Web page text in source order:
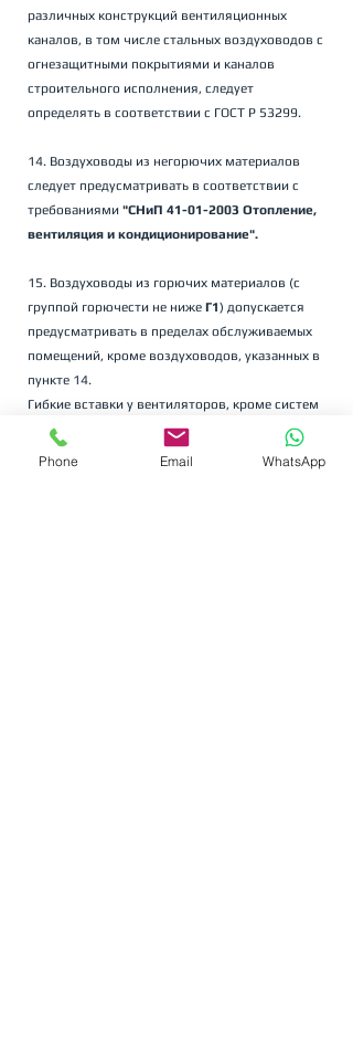
различных конструкций вентиляционных
каналов, в том числе стальных воздуховодов с
огнезащитными покрытиями и каналов
строительного исполнения, следует
определять в соответствии с ГОСТ Р 53299.
14. Воздуховоды из негорючих материалов
следует предусматривать в соответствии с
требованиями "СНиП 41-01-2003 Отопление,
вентиляция и кондиционирование".
15. Воздуховоды из горючих материалов (с
группой горючести не ниже Г1) допускается
предусматривать в пределах обслуживаемых
помещений, кроме воздуховодов, указанных в
пункте 14.
Гибкие вставки у вентиляторов, кроме систем
местных отсосов взрывопожароопасных
смесей, аварийной вентиляции и
Phone Email WhatsApp